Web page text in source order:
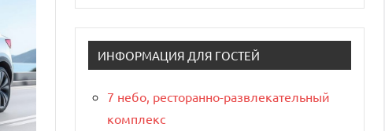
ИНФОРМАЦИЯ ДЛЯ ГОСТЕЙ
7 небо, ресторанно-развлекательный
комплекс